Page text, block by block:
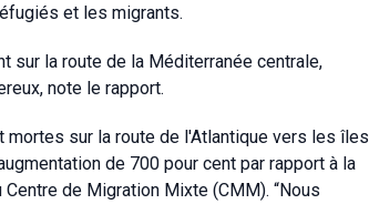
et les migrants.
sur la route de la Méditerranée centrale,
note le rapport.
mortes sur la route de l'Atlantique vers les îles
de 700 pour cent par rapport à la
de Migration Mixte (CMM). “Nous